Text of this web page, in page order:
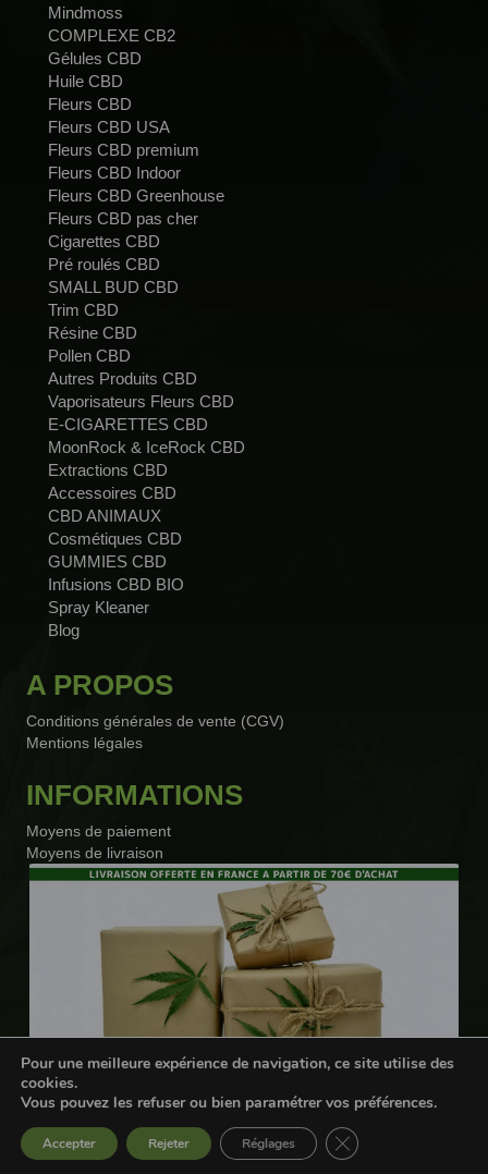
Mindmoss
COMPLEXE CB2
Gélules CBD
Huile CBD
Fleurs CBD
Fleurs CBD USA
Fleurs CBD premium
Fleurs CBD Indoor
Fleurs CBD Greenhouse
Fleurs CBD pas cher
Cigarettes CBD
Pré roulés CBD
SMALL BUD CBD
Trim CBD
Résine CBD
Pollen CBD
Autres Produits CBD
Vaporisateurs Fleurs CBD
E-CIGARETTES CBD
MoonRock & IceRock CBD
Extractions CBD
Accessoires CBD
CBD ANIMAUX
Cosmétiques CBD
GUMMIES CBD
Infusions CBD BIO
Spray Kleaner
Blog
Livraison offerte en France à partir de 70€ d'achat* !!!
A PROPOS
Conditions générales de vente (CGV)
Mentions légales
INFORMATIONS
Moyens de paiement
Moyens de livraison
Webdesigner freelance
Pour une meilleure expérience de navigation, ce site utilise des
cookies.
Vous pouvez les refuser ou bien paramétrer vos préférences.
Accepter Rejeter Réglages Fermer la bannière